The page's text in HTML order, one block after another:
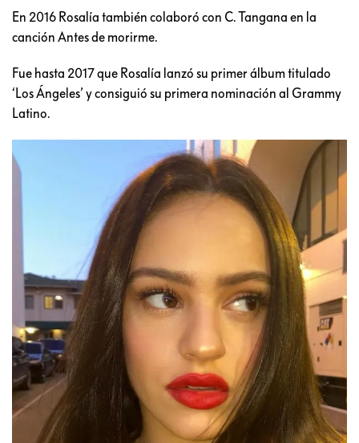
En 2016 Rosalía también colaboró con C. Tangana en la
canción Antes de morirme.
Fue hasta 2017 que Rosalía lanzó su primer álbum titulado
‘Los Ángeles’ y consiguió su primera nominación al Grammy
Latino.